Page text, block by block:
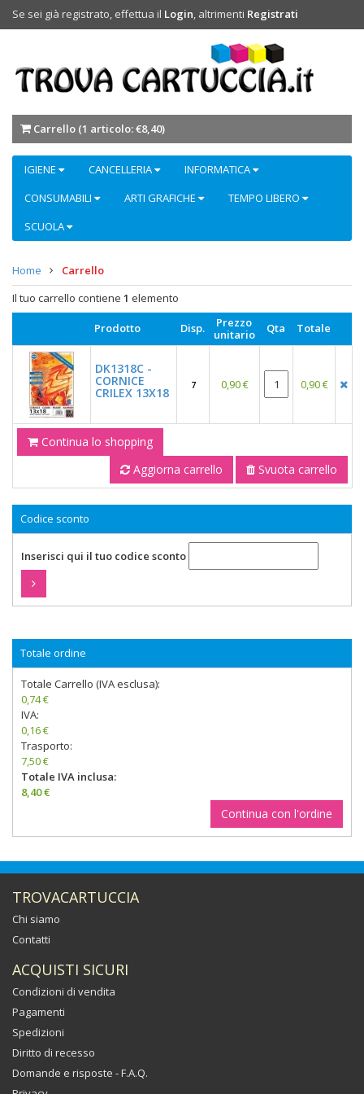
Se sei già registrato, effettua il Login, altrimenti Registrati
Carrello (1 articolo: €8,40)
IGIENE CANCELLERIA
INFORMATICA
CONSUMABILI
ARTI GRAFICHE
TEMPO LIBERO
SCUOLA
Home
Carrello
Il tuo carrello contiene 1 elemento
Prodotto Disp.
Prezzo
unitario
Qta Totale
DK1318C -
CORNICE
CRILEX 13X18 7 0,90 € 0,90 €
Continua lo shopping
Aggiorna carrello
Svuota carrello
Codice sconto
Inserisci qui il tuo codice sconto
Totale ordine
Totale Carrello (IVA esclusa):
0,74 €
IVA:
0,16 €
Trasporto:
7,50 €
Totale IVA inclusa:
8,40 €
Continua con l'ordine
TROVACARTUCCIA
Chi siamo
Contatti
ACQUISTI SICURI
Condizioni di vendita
Pagamenti
Spedizioni
Diritto di recesso
Domande e risposte - F.A.Q.